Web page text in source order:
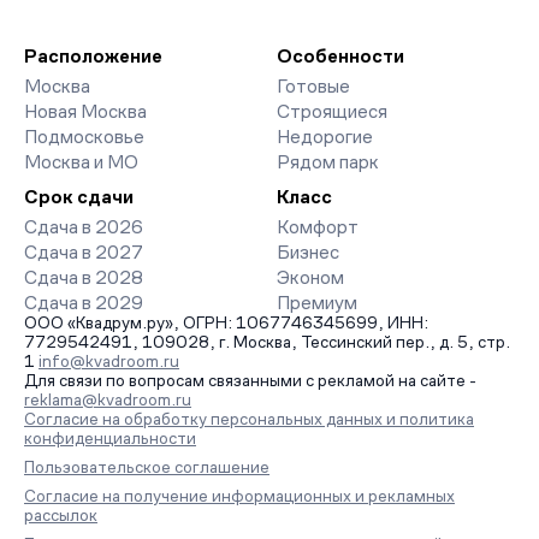
организует просмотр и поможет одобрить ипотеку по
минимальной ставке. Чтобы зафиксировать цену, оставьте
заявку на обратный звонок.
Расположение
Москва
Новая Москва
Подмосковье
Москва и МО
Особенности
Готовые
Строящиеся
Недорогие
Рядом парк
Срок сдачи
Сдача в 2026
Сдача в 2027
Сдача в 2028
Сдача в 2029
Класс
Комфорт
Бизнес
Эконом
Премиум
ООО «Квадрум.ру», ОГРН: 1067746345699, ИНН:
7729542491, 109028, г. Москва, Тессинский пер., д. 5, стр.
1 info@kvadroom.ru
Для связи по вопросам связанными с рекламой на сайте -
reklama@kvadroom.ru
Согласие на обработку персональных данных и политика
конфиденциальности
Пользовательское соглашение
Согласие на получение информационных и рекламных
рассылок